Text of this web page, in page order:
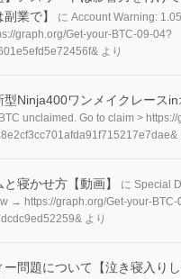
業で】
に Account Warning:
graph.org/Get-your-BTC-09-04?
より
型Ninja400ワンメイクレース
unclaimed. Go to claim >
寝かせ方【動画】 に Special
→ https://graph.org/Get-your-BTC-
より
問題について【泣き寝入り